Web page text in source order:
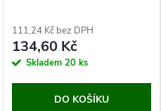
111,24 Kč bez DPH
134,60 Kč
Skladem 20 ks
DO KOŠÍKU